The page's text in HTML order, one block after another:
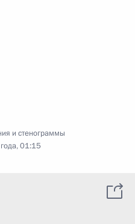
и стенограммы
01:15